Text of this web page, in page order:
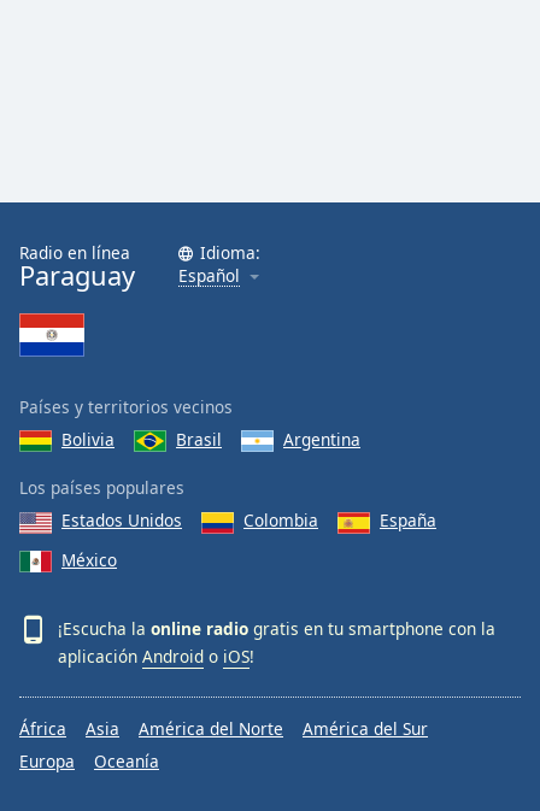
Radio en línea
Paraguay
Idioma:
Español
Países y territorios vecinos
Bolivia
Brasil Argentina
Los países populares
Estados Unidos
Colombia
España
México
¡Escucha la online radio gratis en tu smartphone con la
aplicación Android o iOS!
África Asia América del Norte
América del Sur
Europa
Oceanía